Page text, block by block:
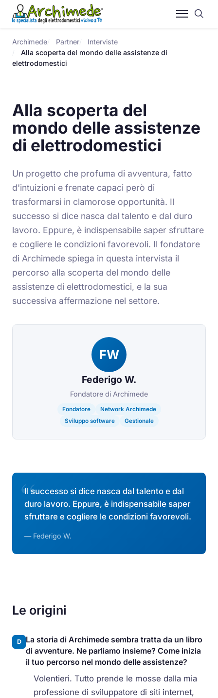
Archimede Partner
Interviste
Alla scoperta del mondo delle assistenze di
elettrodomestici
Alla scoperta del
mondo delle assistenze
di elettrodomestici
Un progetto che profuma di avventura, fatto
d'intuizioni e frenate capaci però di
trasformarsi in clamorose opportunità. Il
successo si dice nasca dal talento e dal duro
lavoro. Eppure, è indispensabile saper sfruttare
e cogliere le condizioni favorevoli. Il fondatore
di Archimede spiega in questa intervista il
percorso alla scoperta del mondo delle
assistenze di elettrodomestici, e la sua
successiva affermazione nel settore.
FW
Federigo W.
Fondatore di Archimede
Fondatore
Network Archimede
Sviluppo software
Gestionale
Il successo si dice nasca dal talento e dal
duro lavoro. Eppure, è indispensabile saper
sfruttare e cogliere le condizioni favorevoli.
— Federigo W.
Le origini
D
La storia di Archimede sembra tratta da un libro
di avventure. Ne parliamo insieme? Come inizia
il tuo percorso nel mondo delle assistenze?
Volentieri. Tutto prende le mosse dalla mia
professione di sviluppatore di siti internet,